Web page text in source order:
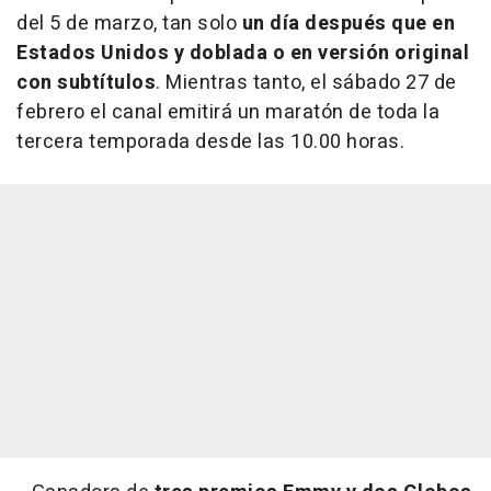
del 5 de marzo, tan solo un día después que en
Estados Unidos y doblada o en versión original
con subtítulos. Mientras tanto, el sábado 27 de
febrero el canal emitirá un maratón de toda la
tercera temporada desde las 10.00 horas.